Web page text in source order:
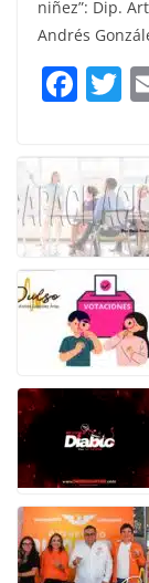
e
b
o
k
niñez”: Dip.
Andrés
F
c
e
b
o
o
k
T
itt